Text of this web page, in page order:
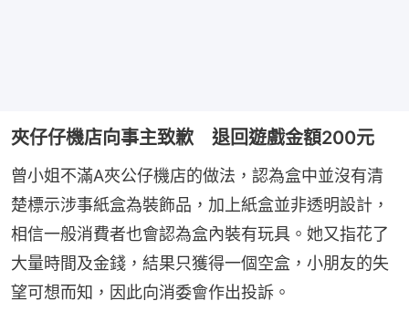
夾仔仔機店向事主致歉 退回遊戲金額200元
曾小姐不滿A夾公仔機店的做法，認為盒中並沒有清
楚標示涉事紙盒為裝飾品，加上紙盒並非透明設計，
相信一般消費者也會認為盒內裝有玩具。她又指花了
大量時間及金錢，結果只獲得一個空盒，小朋友的失
望可想而知，因此向消委會作出投訴。